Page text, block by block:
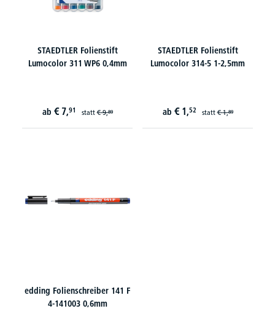
STAEDTLER Folienstift
Lumocolor 311 WP6 0,4mm
ab € 7,91 statt€ 9,89
STAEDTLER Folienstift
Lumocolor 314-5 1-2,5mm
ab € 1,52 statt€ 1,89
edding Folienschreiber 141 F
4-141003 0,6mm